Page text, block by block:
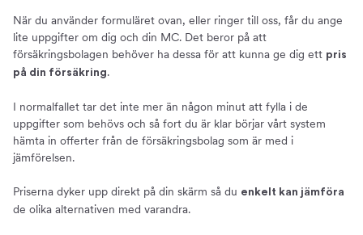
När du använder formuläret ovan, eller ringer till oss, får du ange
lite uppgifter om dig och din MC. Det beror på att
försäkringsbolagen behöver ha dessa för att kunna ge dig ett pris
på din försäkring.
I normalfallet tar det inte mer än någon minut att fylla i de
uppgifter som behövs och så fort du är klar börjar vårt system
hämta in offerter från de försäkringsbolag som är med i
jämförelsen.
Priserna dyker upp direkt på din skärm så du enkelt kan jämföra
de olika alternativen med varandra.